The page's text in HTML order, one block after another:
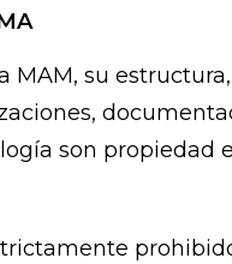
MAM, su
son propiedad